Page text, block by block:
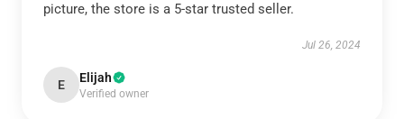
picture, the store is a 5-star trusted seller.
Jul 26, 2024
E Elijah
Verified owner